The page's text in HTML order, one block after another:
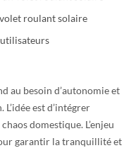
roulant solaire
utilisateurs
au besoin d’autonomie et
est d’intégrer
domestique. L’enjeu
garantir la tranquillité et